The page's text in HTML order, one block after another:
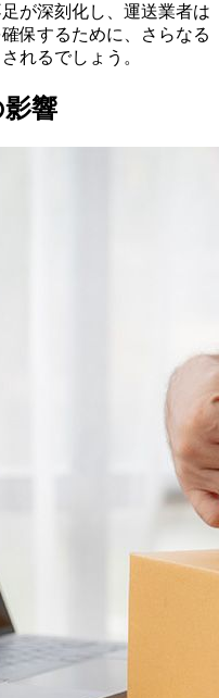
が深刻化し、運送業者は
保するために、さらなる
れるでしょう。
影響